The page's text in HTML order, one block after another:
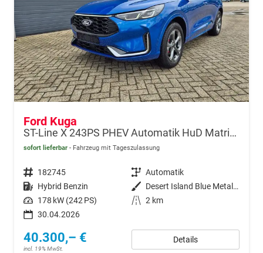
Ford Kuga
ST-Line X 243PS PHEV Automatik HuD Matrix-LED schwenkb. AHK elektr. PanoDach Sitzheizung v+h Lenkradheizung Frontscheibe beheizb. Navi SYNC4 Apple CarPlay Android Auto Touchscreen PDC 4xKamera 2xKeyless B+O Sound 18"LM vollelektr. Reichweite 65KM
sofort lieferbar Fahrzeug mit Tageszulassung
Fahrzeugnr. 182745 Getriebe Automatik
Kraftstoff Hybrid Benzin Außenfarbe
Desert Island Blue Metallic
Leistung 178 kW (242 PS) Kilometerstand 2 km
30.04.2026
40.300,– €
incl. 19% MwSt.
Details